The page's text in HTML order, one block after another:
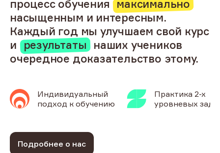
процесс обучения максимально
насыщенным и интересным.
Каждый год мы улучшаем свой курс
и
результаты наших учеников
очередное доказательство этому.
Индивидуальный
подход к обучению
Практика 2-х
уровневых
Подробнее о нас